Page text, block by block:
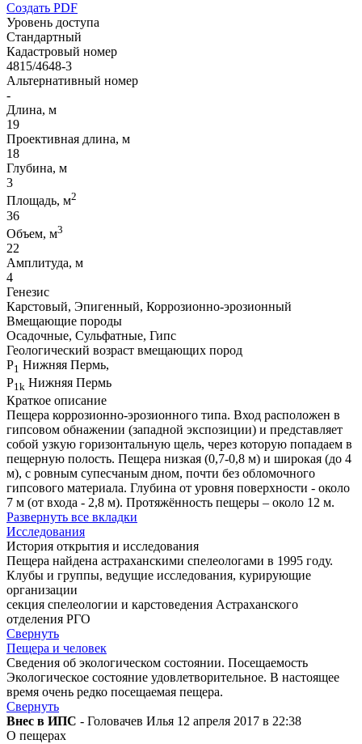
Создать PDF
Уровень доступа
Стандартный
Кадастровый номер
4815/4648-3
Альтернативный номер
-
Длина, м
19
Проективная длина, м
18
Глубина, м
3
Площадь, м2
36
Объем, м3
22
Амплитуда, м
4
Генезис
Карстовый, Эпигенный, Коррозионно-эрозионный
Вмещающие породы
Осадочные, Сульфатные, Гипс
Геологический возраст вмещающих пород
P1 Нижняя Пермь,
P1k Нижняя Пермь
Краткое описание
Пещера коррозионно-эрозионного типа. Вход расположен в
гипсовом обнажении (западной экспозиции) и представляет
собой узкую горизонтальную щель, через которую попадаем в
пещерную полость. Пещера низкая (0,7-0,8 м) и широкая (до 4
м), с ровным супесчаным дном, почти без обломочного
гипсового материала. Глубина от уровня поверхности - около
7 м (от входа - 2,8 м). Протяжённость пещеры – около 12 м.
Развернуть все вкладки
Исследования
История открытия и исследования
Пещера найдена астраханскими спелеологами в 1995 году.
Клубы и группы, ведущие исследования, курирующие
организации
секция спелеологии и карстоведения Астраханского
отделения РГО
Свернуть
Пещера и человек
Сведения об экологическом состоянии. Посещаемость
Экологическое состояние удовлетворительное. В настоящее
время очень редко посещаемая пещера.
Свернуть
Внес в ИПС - Головачев Илья 12 апреля 2017 в 22:38
О пещерах